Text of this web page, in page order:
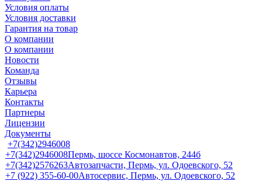
Условия оплаты
Условия доставки
Гарантия на товар
О компании
О компании
Новости
Команда
Отзывы
Карьера
Контакты
Партнеры
Лицензии
Документы
+7(342)2946008
+7(342)2946008Пермь, шоссе Космонавтов, 244б
+7(342)2576263Автозапчасти, Пермь, ул. Одоевского, 52
+7 (922) 355-60-00Автосервис, Пермь, ул. Одоевского, 52